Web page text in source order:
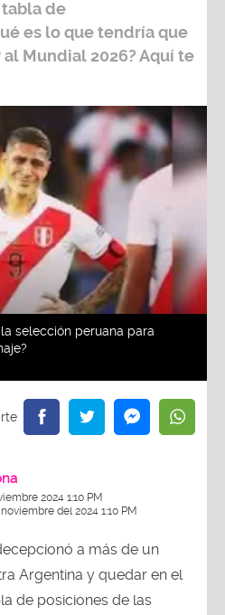
de
es lo que tendría que
al Mundial 2026?Aquí te
selección peruana para
2024 1:10 PM
del 2024 1:10 PM
a más de un
Argentina y quedar en el
de posiciones de las